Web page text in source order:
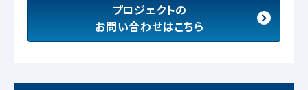
プロジェクトの
お問い合わせはこちら